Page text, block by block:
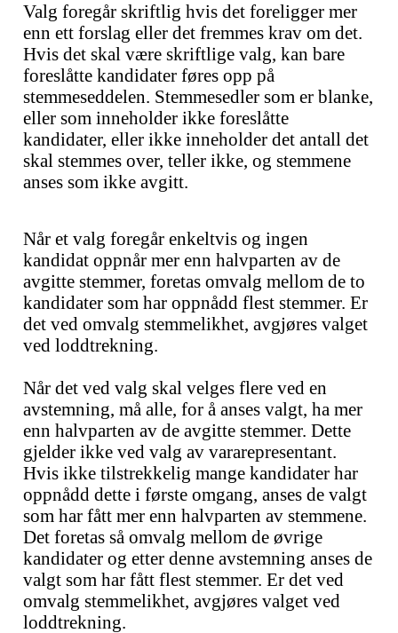
Valg foregår skriftlig hvis det foreligger mer
enn ett forslag eller det fremmes krav om det.
Hvis det skal være skriftlige valg, kan bare
foreslåtte kandidater føres opp på
stemmeseddelen. Stemmesedler som er blanke,
eller som inneholder ikke foreslåtte
kandidater, eller ikke inneholder det antall det
skal stemmes over, teller ikke, og stemmene
anses som ikke avgitt.
Når et valg foregår enkeltvis og ingen
kandidat oppnår mer enn halvparten av de
avgitte stemmer, foretas omvalg mellom de to
kandidater som har oppnådd flest stemmer. Er
det ved omvalg stemmelikhet, avgjøres valget
ved loddtrekning.
Når det ved valg skal velges flere ved en
avstemning, må alle, for å anses valgt, ha mer
enn halvparten av de avgitte stemmer. Dette
gjelder ikke ved valg av vararepresentant.
Hvis ikke tilstrekkelig mange kandidater har
oppnådd dette i første omgang, anses de valgt
som har fått mer enn halvparten av stemmene.
Det foretas så omvalg mellom de øvrige
kandidater og etter denne avstemning anses de
valgt som har fått flest stemmer. Er det ved
omvalg stemmelikhet, avgjøres valget ved
loddtrekning.